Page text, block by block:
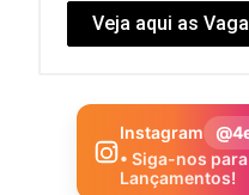
Veja aqui as
Instagram
• Siga-nos
Lançamentos!